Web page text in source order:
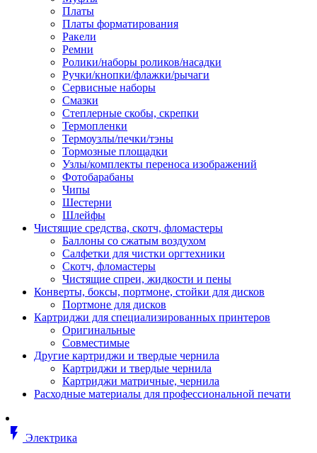
Анкер болтовой
Болт анкерный
Болт с т-образной головкой
Болт с шестигранной головкой
Винт с кольцом
Гайка длинная
Гайка скользящая
Гайка стопорная
Лента монтажная
Основание монтажное для
стяжек и элементов
Растворитель
Саморез
Саморез по дереву
Скоба такелажная, шакл
Стержень резьбовой
Хомут резьбовой u-образной
(стремянка)
Шайба
Шпилька резьбовая
Платы
Платы форматирования
Ракели
Ремни
Ролики/наборы роликов/насадки
Ручки/кнопки/флажки/рычаги
Сервисные наборы
Смазки
Степлерные скобы, скрепки
Термопленки
Термоузлы/печки/тэны
Тормозные площадки
Узлы/комплекты переноса изображений
Фотобарабаны
Чипы
Шестерни
Шлейфы
Чистящие средства, скотч, фломастеры
Баллоны со сжатым воздухом
Салфетки для чистки оргтехники
Скотч, фломастеры
Чистящие спреи, жидкости и пены
Конверты, боксы, портмоне, стойки для дисков
Портмоне для дисков
Картриджи для специализированных принтеров
Оригинальные
Совместимые
Другие картриджи и твердые чернила
Картриджи и твердые чернила
Картриджи матричные, чернила
Расходные материалы для профессиональной печати
flash_on
Электрика